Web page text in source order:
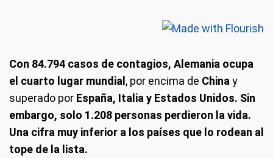
Con 84.794 casos de contagios, Alemania ocupa
el cuarto lugar mundial , por encima de Chinay
superado por España, Italia y Estados Unidos. Sin
embargo, solo 1.208 personas perdieron la vida.
Una cifra muy inferior a los países que lo rodean al
tope de la lista.